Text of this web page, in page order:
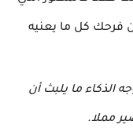
فرحك كل ما يعنيه
الذكاء ما يلبث أن
مملا.